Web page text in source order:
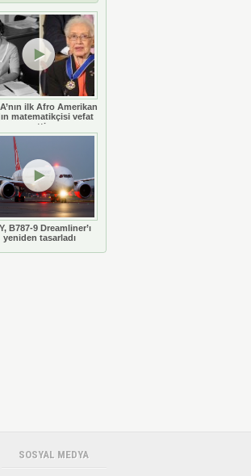
ilk Afro Amerikan
matematikçisi vefat
etti
B787-9 Dreamliner’ı
yeniden tasarladı
SOSYAL MEDYA